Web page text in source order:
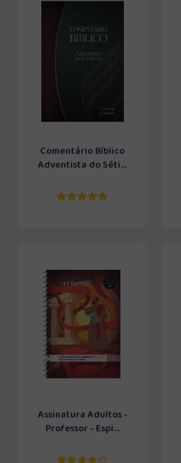
Comentário Bíblico
Adventista do Séti...
Assinatura Adultos -
Professor - Espi...